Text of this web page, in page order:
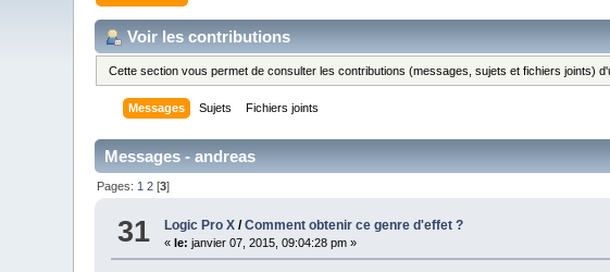
Voir les contributions
Cette section vous permet de consulter les contributions (messages, sujets et fichiers joints)
Messages Sujets Fichiers joints
Messages - andreas
Pages: 1 2 [3]
31 Logic Pro X /Comment obtenir ce genre d'effet ?
«le: janvier 07, 2015, 09:04:28 pm »